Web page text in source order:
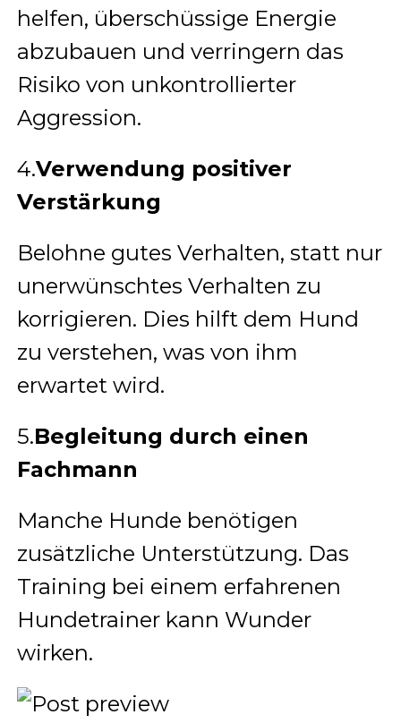
helfen, überschüssige Energie
abzubauen und verringern das
Risiko von unkontrollierter
Aggression.
4.Verwendung positiver
Verstärkung
Belohne gutes Verhalten, statt nur
unerwünschtes Verhalten zu
korrigieren. Dies hilft dem Hund
zu verstehen, was von ihm
erwartet wird.
5.Begleitung durch einen
Fachmann
Manche Hunde benötigen
zusätzliche Unterstützung. Das
Training bei einem erfahrenen
Hundetrainer kann Wunder
wirken.